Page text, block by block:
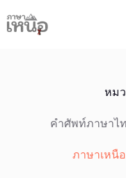
to
content
หม
คำศัพท์ภาษาไ
ภาษาเหนือ